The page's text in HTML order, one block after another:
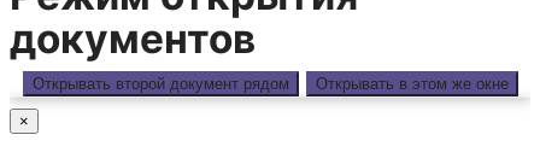
документов
Открывать второй документ рядом Открывать в этом же окне
×